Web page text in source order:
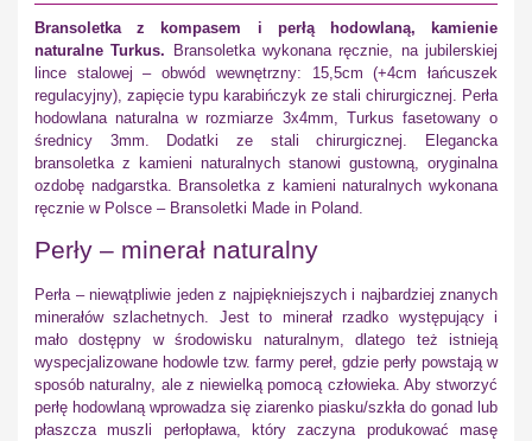
Bransoletka z kompasem i perłą hodowlaną, kamienie
naturalne Turkus. Bransoletka wykonana ręcznie, na jubilerskiej
lince stalowej – obwód wewnętrzny: 15,5cm (+4cm łańcuszek
regulacyjny), zapięcie typu karabińczyk ze stali chirurgicznej. Perła
hodowlana naturalna w rozmiarze 3x4mm, Turkus fasetowany o
średnicy 3mm. Dodatki ze stali chirurgicznej. Elegancka
bransoletka z kamieni naturalnych stanowi gustowną, oryginalna
ozdobę nadgarstka. Bransoletka z kamieni naturalnych wykonana
ręcznie w Polsce – Bransoletki Made in Poland.
Perły – minerał naturalny
Perła – niewątpliwie jeden z najpiękniejszych i najbardziej znanych
minerałów szlachetnych. Jest to minerał rzadko występujący i
mało dostępny w środowisku naturalnym, dlatego też istnieją
wyspecjalizowane hodowle tzw. farmy pereł, gdzie perły powstają w
sposób naturalny, ale z niewielką pomocą człowieka. Aby stworzyć
perłę hodowlaną wprowadza się ziarenko piasku/szkła do gonad lub
płaszcza muszli perłopława, który zaczyna produkować masę